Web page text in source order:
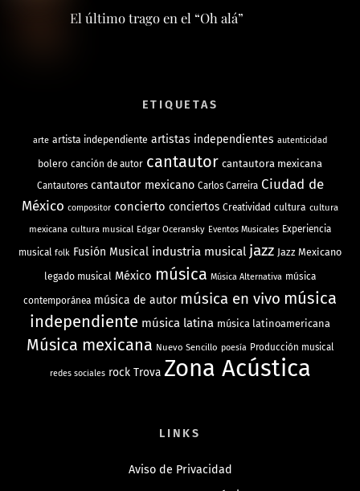
El último trago en el “Oh alá”
ETIQUETAS
arte artista independiente artistas independientes autenticidad
bolero canción de autor cantautor cantautora mexicana
Cantautores cantautor mexicano Carlos Carreira Ciudad de
México compositor concierto conciertos Creatividad cultura cultura
mexicana cultura musical Edgar Oceransky Eventos Musicales Experiencia
musical folk Fusión Musical industria musical jazz Jazz Mexicano
legado musical México música Música Alternativa música
contemporánea música de autor música en vivo música
independiente música latina música latinoamericana
Música mexicana Nuevo Sencillo poesía Producción musical
redes sociales rock Trova Zona Acústica
LINKS
Aviso de Privacidad